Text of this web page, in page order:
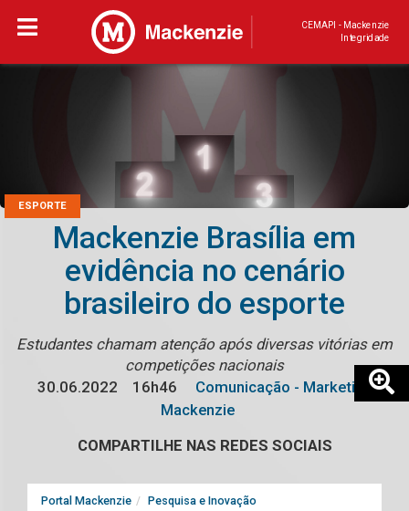
CEMAPI - Mackenzie
Integridade
ESPORTE
Mackenzie Brasília em
evidência no cenário
brasileiro do esporte
Estudantes chamam atenção após diversas vitórias em
competições nacionais
30.06.2022
16h46
Comunicação - Marketing
Mackenzie
COMPARTILHE NAS REDES SOCIAIS
Portal Mackenzie
Pesquisa e Inovação